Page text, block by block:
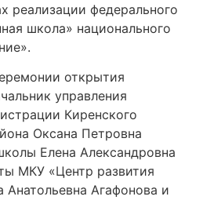
реализации федерального
школа» национального
открытия
управления
Киренского
Оксана Петровна
Елена Александровна
МКУ «Центр развития
Анатольевна Агафонова и